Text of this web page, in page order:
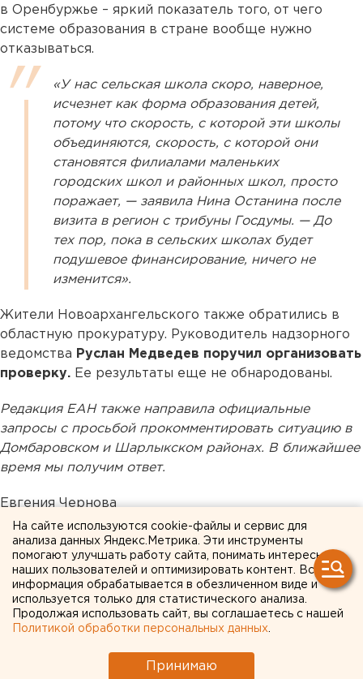
в Оренбуржье – яркий показатель того, от чего
системе образования в стране вообще нужно
отказываться.
«У нас сельская школа скоро, наверное,
исчезнет как форма образования детей,
потому что скорость, с которой эти школы
объединяются, скорость, с которой они
становятся филиалами маленьких
городских школ и районных школ, просто
поражает, — заявила Нина Останина после
визита в регион с трибуны Госдумы. — До
тех пор, пока в сельских школах будет
подушевое финансирование, ничего не
изменится».
Жители Новоархангельского также обратились в
областную прокуратуру. Руководитель надзорного
ведомства Руслан Медведев поручил организовать
проверку. Ее результаты еще не обнародованы.
Редакция ЕАН также направила официальные
запросы с просьбой прокомментировать ситуацию в
Домбаровском и Шарлыкском районах. В ближайшее
время мы получим ответ.
Евгения Чернова
Общество
На сайте используются cookie-файлы и сервис для
анализа данных Яндекс.Метрика. Эти инструменты
помогают улучшать работу сайта, понимать интересы
наших пользователей и оптимизировать контент. Вся
информация обрабатывается в обезличенном виде и
используется только для статистического анализа.
Продолжая использовать сайт, вы соглашаетесь с нашей
Политикой обработки персональных данных
Принимаю